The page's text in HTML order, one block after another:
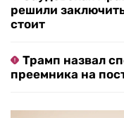
решили
стоит
Трамп назвал
преемника на